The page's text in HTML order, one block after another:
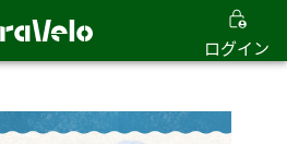
ログイン